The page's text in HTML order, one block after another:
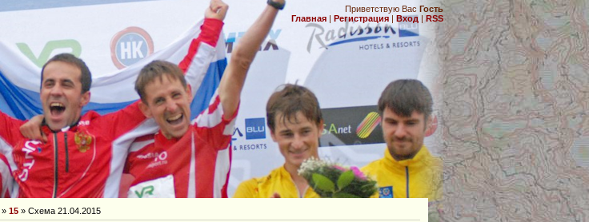
Приветствую Вас Гость
Главная | Регистрация | Вход | RSS
» 15 » Схема 21.04.2015